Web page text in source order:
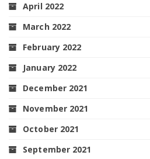
April 2022
March 2022
February 2022
January 2022
December 2021
November 2021
October 2021
September 2021